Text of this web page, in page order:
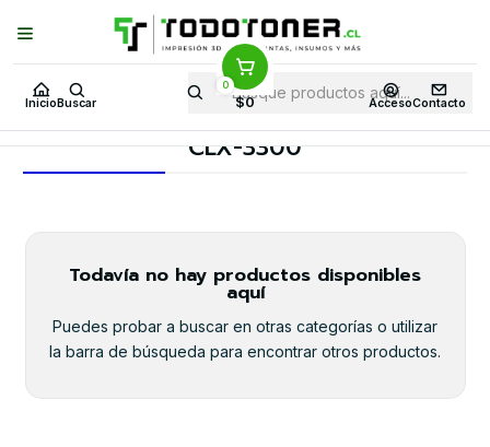
Inicio Buscar
0
$0 AccesoContacto
Puedes Elegir: Comprar enTienda· Despachoa Todo Chile · Retiro en
Tienda en24 Horas
Inicio Toner y tambor Toner Alternativo SAMSUNG
Equipos SAMSUNG
CLX-3300
Todavía no hay productos disponibles
aquí
Puedes probar a buscar en otras categorías o utilizar
la barra de búsqueda para encontrar otros productos.